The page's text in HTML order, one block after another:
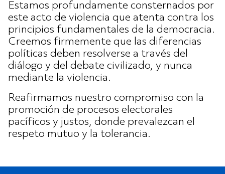
Estamos profundamente consternados por
este acto de violencia que atenta contra los
principios fundamentales de la democracia.
Creemos firmemente que las diferencias
políticas deben resolverse a través del
diálogo y del debate civilizado, y nunca
mediante la violencia.
Reafirmamos nuestro compromiso con la
promoción de procesos electorales
pacíficos y justos, donde prevalezcan el
respeto mutuo y la tolerancia.